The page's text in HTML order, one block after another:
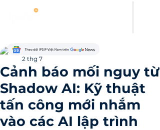
Cảnh báo mối nguy từ
Shadow AI: Kỹ thuật
tấn công mới nhắm
vào các AI lập trình
Kamy Le
2 thg 7